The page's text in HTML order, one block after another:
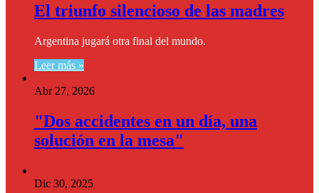
El triunfo silencioso de las madres
Argentina jugará otra final del mundo.
Leer más »
Abr 27, 2026
"Dos accidentes en un día, una
solución en la mesa"
Dic 30, 2025